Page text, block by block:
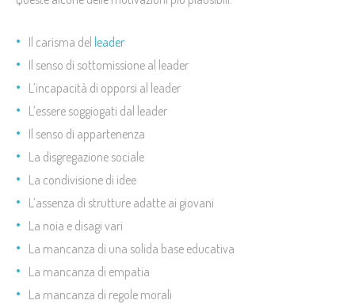
Il carisma del leader
Il senso di sottomissione al leader
L’incapacità di opporsi al leader
L’essere soggiogati dal leader
Il senso di appartenenza
La disgregazione sociale
La condivisione di idee
L’assenza di strutture adatte ai giovani
La noia e disagi vari
La mancanza di una solida base educativa
La mancanza di empatia
La mancanza di regole morali